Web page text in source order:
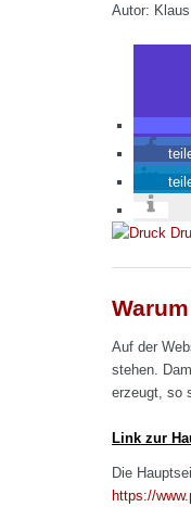
Autor:
Auf der
stehen.
erzeugt, so
Link zur
Die
https://